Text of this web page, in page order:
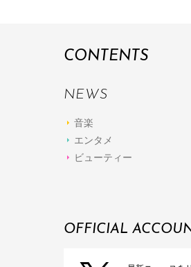
CONTENTS
NEWS
音楽
エンタメ
ビューティー
OFFICIAL